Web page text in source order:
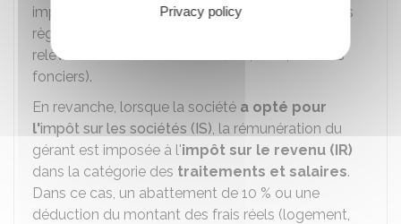
imposées à l'
impôt sur le revenu (IR)
, selon les
règles propres à la catégorie de bénéfices dont
relève l'activité de la société (BIC, BNC, revenus
fonciers).
En revanche, lorsque la société a opté pour
l'impôt sur les sociétés (IS), la rémunération du
gérant est imposée à l'impôt sur le revenu (IR)
dans la catégorie des traitements et salaires.
Dans ce cas, un abattement de 10 % ou une
déduction du montant des frais réels (logement,
Privacy policy